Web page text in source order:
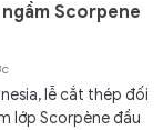
nghĩa Việt
Scorpene
lễ cắt thép đối
lớp Scorpène đầu